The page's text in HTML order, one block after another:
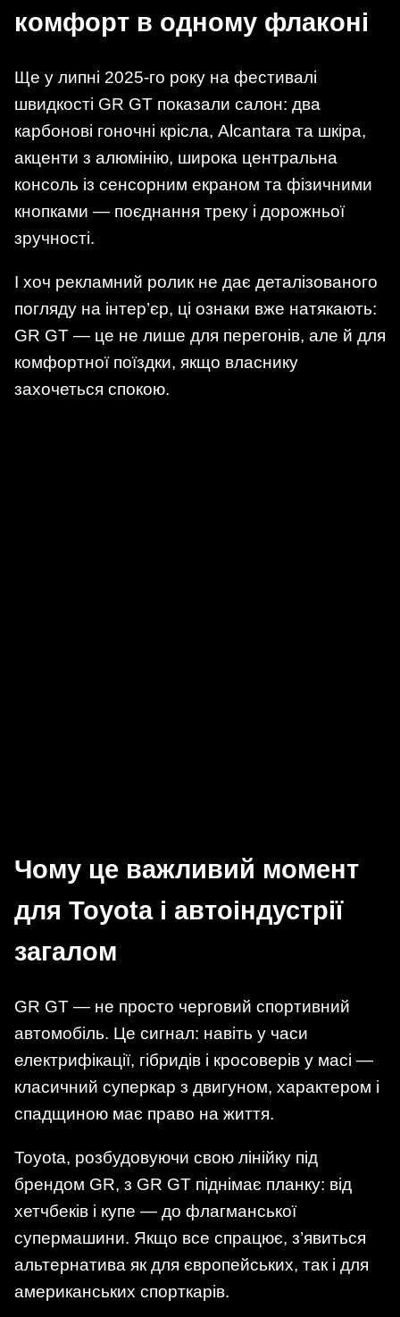
комфорт в одному флаконі
Ще у липні 2025-го року на фестивалі
швидкості GR GT показали салон: два
карбонові гоночні крісла, Alcantara та шкіра,
акценти з алюмінію, широка центральна
консоль із сенсорним екраном та фізичними
кнопками — поєднання треку і дорожньої
зручності.
І хоч рекламний ролик не дає деталізованого
погляду на інтер’єр, ці ознаки вже натякають:
GR GT — це не лише для перегонів, але й для
комфортної поїздки, якщо власнику
захочеться спокою.
Чому це важливий момент
для Toyota і автоіндустрії
загалом
GR GT — не просто черговий спортивний
автомобіль. Це сигнал: навіть у часи
електрифікації, гібридів і кросоверів у масі —
класичний суперкар з двигуном, характером і
спадщиною має право на життя.
Toyota, розбудовуючи свою лінійку під
брендом GR, з GR GT піднімає планку: від
хетчбеків і купе — до флагманської
супермашини. Якщо все спрацює, з’явиться
альтернативa як для європейських, так і для
американських спорткарів.